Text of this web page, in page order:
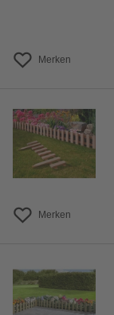
Merken
Merken